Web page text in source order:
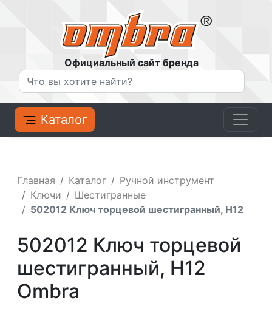
Официальный сайт бренда
Каталог
Главная Каталог
Ручной инструмент
Ключи
Шестигранные
502012 Ключ торцевой шестигранный, H12
502012 Ключ торцевой
шестигранный, H12
Ombra